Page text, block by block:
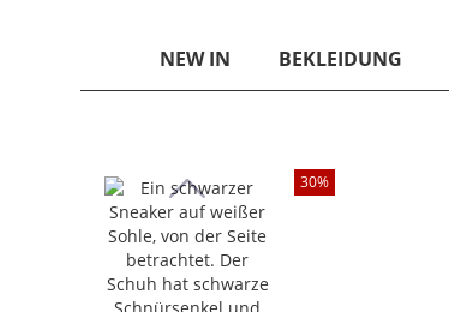
NEW IN BEKLEIDUNG
30%